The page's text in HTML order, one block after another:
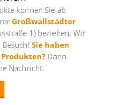
können Sie ab
Großwallstädter
1) beziehen. Wir
Sie haben
Produkten?Dann
Nachricht.